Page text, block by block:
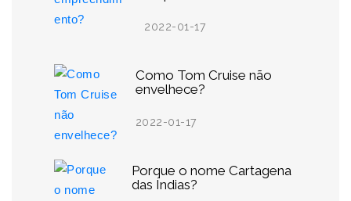
2022-01-17
Como Tom Cruise não
envelhece?
2022-01-17
Porque o nome Cartagena
das Índias?